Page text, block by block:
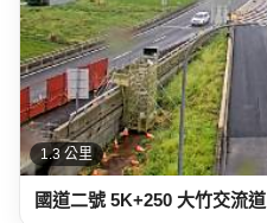
1.3 公里
國道二號 5K+250 大竹交流道